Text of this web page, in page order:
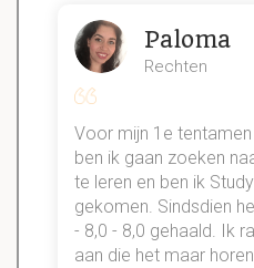
Paloma
Rechten
Voor mijn 1e
ben ik gaan zoeken
te leren en ben ik
gekomen. Sindsdien
- 8,0 - 8,0 gehaald. Ik
aan die het maar